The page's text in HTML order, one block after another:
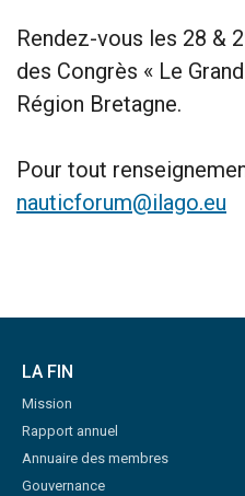
Rendez-vous les 28 &
des Congrès « Le
Région Bretagne.
Pour tout
nauticforum@ilago.eu
LA FIN
Mission
Rapport annuel
Annuaire des membres
Gouvernance